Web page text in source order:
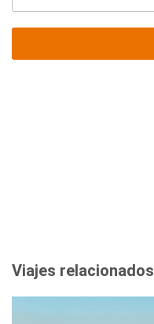
Viajes relacionados